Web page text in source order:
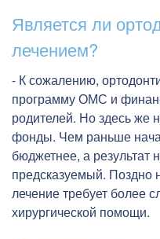
Является ли
лечением?
- К сожалению,
программу ОМС и
родителей. Но здесь же
фонды. Чем раньше
бюджетнее, а
предсказуемый. Поздно
лечение требует более
хирургической помощи.